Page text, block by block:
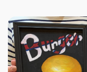
験・・・マンガ用原稿
き、ペン入れ、トーン貼り
けるようになる「女性、
スタート！ 初めての方は基本からレクチャーします。 手ぶらで
ご参加ください。 - - - - - - - - - - - - - - - - - - - - - - - - - - - - - -- -
- - - - - - ♢対象年齢♢ 小学生以上～（低学年のお子様は保護者